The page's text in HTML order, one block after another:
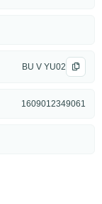
BU V YU02
1609012349061